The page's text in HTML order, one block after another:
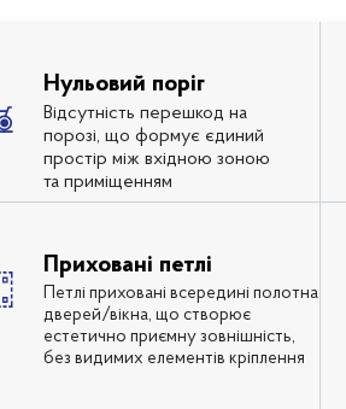
Нульовий поріг
Відсутність перешкод на
порозі, що формує єдиний
простір між вхідною зоною
та приміщенням
Приховані петлі
Петлі приховані всередині полотна
дверей/вікна, що створює
естетично приємну зовнішність,
без видимих елементів кріплення